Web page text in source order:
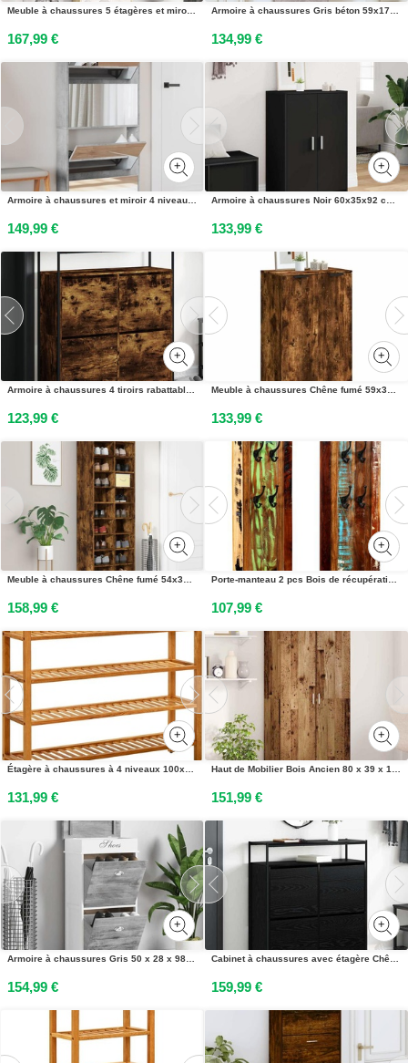
Meuble à chaussures 5 étagères et miroir 63x17x169,5 cm Chêne
167,99 €
Armoire à chaussures Gris béton 59x17x169 cm Bois dingénierie
134,99 €
Armoire à chaussures et miroir 4 niveaux gris béton 63x17x134cm
149,99 €
Armoire à chaussures Noir 60x35x92 cm Bois d’ingénierie
133,99 €
Armoire à chaussures 4 tiroirs rabattables chêne fumé
123,99 €
Meuble à chaussures Chêne fumé 59x35x100 cm Bois dingénierie
133,99 €
Meuble à chaussures Chêne fumé 54x34x183 cm Bois dingénierie
158,99 €
Porte-manteau 2 pcs Bois de récupération massif 38x100 cm
107,99 €
Étagère à chaussures à 4 niveaux 100x27x80 cm Chêne massif
131,99 €
Haut de Mobilier Bois Ancien 80 x 39 x 178 cm Bois dingénierie
151,99 €
Armoire à chaussures Gris 50 x 28 x 98 cm Bois de Paulownia
154,99 €
Cabinet à chaussures avec étagère Chêne noir 100 x 34 x 112 cm
159,99 €